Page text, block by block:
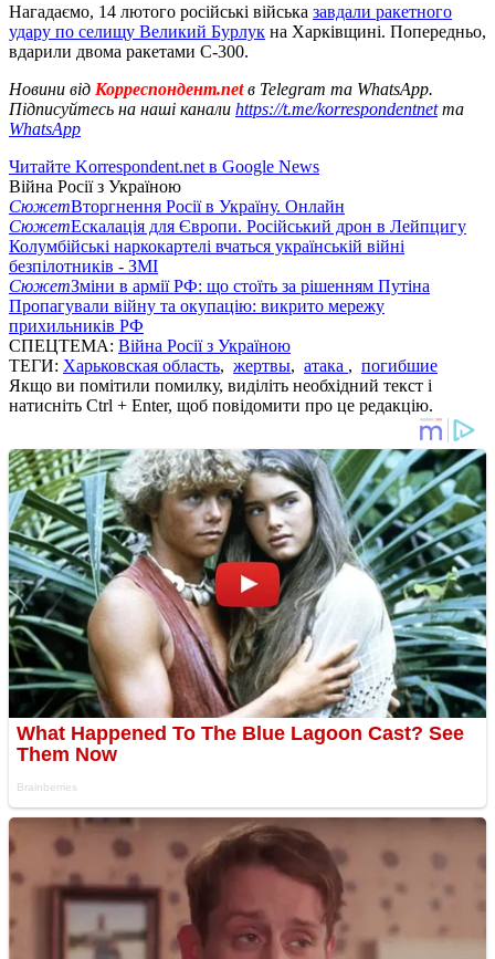
Нагадаємо, 14 лютого російські війська завдали ракетного
удару по селищу Великий Бурлук на Харківщині. Попередньо,
вдарили двома ракетами С-300.
Новини від Корреспондент.netв Telegram та WhatsApp.
Підписуйтесь на наші канали https://t.me/korrespondentnetта
WhatsApp
Читайте Korrespondent.net в Google News
Війна Росії з Україною
СюжетВторгнення Росії в Україну. Онлайн
СюжетЕскалація для Європи. Російський дрон в Лейпцигу
Колумбійські наркокартелі вчаться українській війні
безпілотників - ЗМІ
СюжетЗміни в армії РФ: що стоїть за рішенням Путіна
Пропагували війну та окупацію: викрито мережу
прихильників РФ
СПЕЦТЕМА: Війна Росії з Україною
ТЕГИ: Харьковская область, жертвы, атака , погибшие
Якщо ви помітили помилку, виділіть необхідний текст і
натисніть Ctrl + Enter, щоб повідомити про це редакцію.